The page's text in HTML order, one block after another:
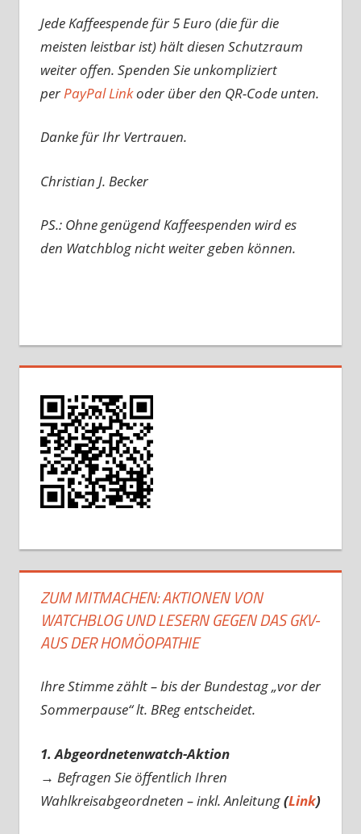
Jede Kaffeespende für 5 Euro (die für die
meisten leistbar ist) hält diesen Schutzraum
weiter offen. Spenden Sie unkompliziert
perPayPal Linkoder über den QR-Code unten.
Danke für Ihr Vertrauen.
Christian J. Becker
PS.: Ohne genügend Kaffeespenden wird es
den Watchblog nicht weiter geben können.
ZUM MITMACHEN: AKTIONEN VON
WATCHBLOG UND LESERN GEGEN DAS GKV-
AUS DER HOMÖOPATHIE
Ihre Stimme zählt – bis der Bundestag „vor der
Sommerpause“ lt. BReg entscheidet.
1. Abgeordnetenwatch-Aktion
→ Befragen Sie öffentlich Ihren
Wahlkreisabgeordneten – inkl. Anleitung(Link)